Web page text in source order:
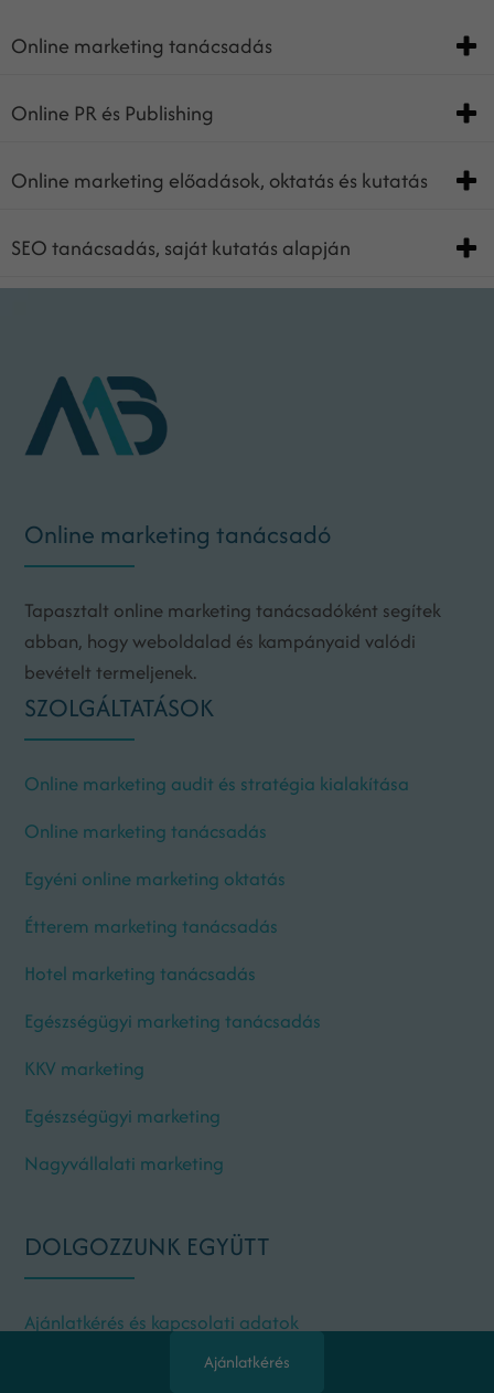
Online marketing tanácsadás
Online PR és Publishing
Online marketing előadások, oktatás és kutatás
SEO tanácsadás, saját kutatás alapján
Online marketing tanácsadó
Tapasztalt online marketing tanácsadóként segítek
abban, hogy weboldalad és kampányaid valódi
bevételt termeljenek.
SZOLGÁLTATÁSOK
Online marketing audit és stratégia kialakítása
Online marketing tanácsadás
Egyéni online marketing oktatás
Étterem marketing tanácsadás
Hotel marketing tanácsadás
Egészségügyi marketing tanácsadás
KKV marketing
Egészségügyi marketing
Nagyvállalati marketing
DOLGOZZUNK EGYÜTT
Ajánlatkérés és kapcsolati adatok
Ki az a Máté Balázs online marketing tanácsadó
Ajánlatkérés